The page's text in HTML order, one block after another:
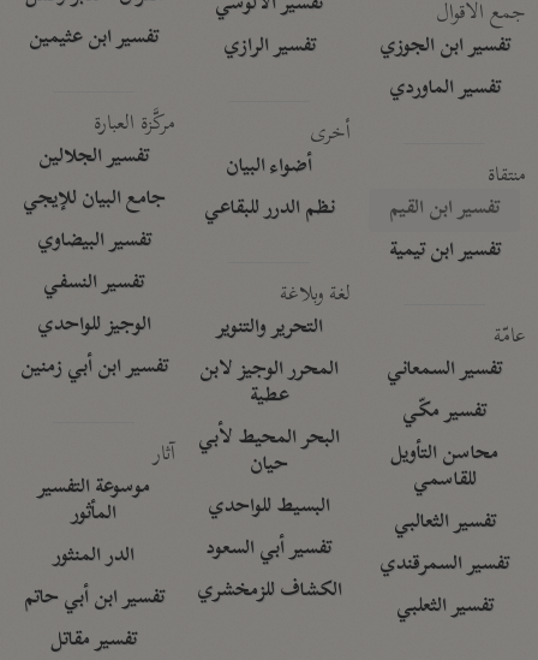
جمع الأقوال
تفسير ابن الجوزي
تفسير الماوردي
منتقاة
تفسير ابن القيم
تفسير ابن تيمية
عامّة
تفسير السمعاني
تفسير مكّي
محاسن التأويل
للقاسمي
تفسير الثعالبي
تفسير السمرقندي
تفسير الثعلبي
تفسير الرازي
أخرى
أضواء البيان
نظم الدرر للبقاعي
لغة وبلاغة
التحرير والتنوير
المحرر الوجيز لابن
عطية
البحر المحيط لأبي
حيان
البسيط للواحدي
تفسير أبي السعود
الكشاف للزمخشري
تفسير ابن عثيمين
مركَّزة العبارة
تفسير الجلالين
جامع البيان للإيجي
تفسير البيضاوي
تفسير النسفي
الوجيز للواحدي
تفسير ابن أبي زمنين
آثار
موسوعة التفسير
المأثور
الدر المنثور
تفسير ابن أبي حاتم
تفسير مقاتل